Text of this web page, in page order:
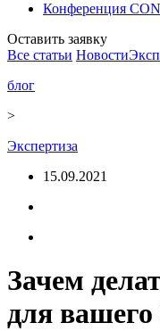
Конференция
Оставить заявку
Все статьи Новости
блог
>
Экспертиза
15.09.2021
Зачем
для вашего